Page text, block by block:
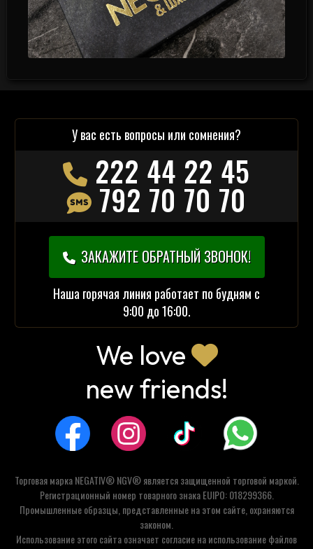
У вас есть вопросы или сомнения?
222 44 22 45
792 70 70 70
ЗАКАЖИТЕ ОБРАТНЫЙ ЗВОНОК!
Наша горячая линия работает по будням с
9:00 до 16:00.
We love
new friends!
Торговая марка NEGATIV® NGV® является защищенной торговой маркой.
Регистрационный номер товарного знака EUIPO: 018299366.
Промышленные образцы, представленные на этом сайте, охраняются
законом.
Использование этого сайта означает согласие на использование файлов